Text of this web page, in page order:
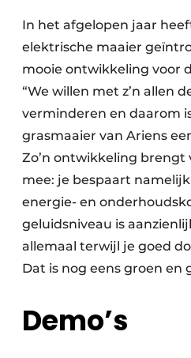
In het afgelopen jaar
elektrische maaier
mooie ontwikkeling voor
“We willen met z’n allen
verminderen en daarom
grasmaaier van Ariens
Zo’n ontwikkeling brengt
mee: je bespaart
energie- en
geluidsniveau is
allemaal terwijl je goed
Dat is nog eens groen en
Demo’s